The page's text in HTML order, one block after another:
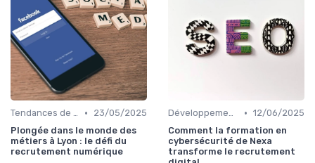
Tendances de l'Emploi dans le Digital •
23/05/2025
Plongée dans le monde des
métiers à Lyon : le défi du
recrutement numérique
Développement des Compétences Digitales • 12/06/2025
Comment la formation en
cybersécurité de Nexa
transforme le recrutement